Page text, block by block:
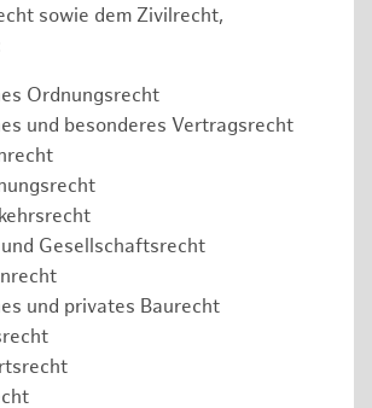
sowie dem Zivilrecht,
Ordnungsrecht
und besonderes Vertragsrecht
Gesellschaftsrecht
und privates Baurecht